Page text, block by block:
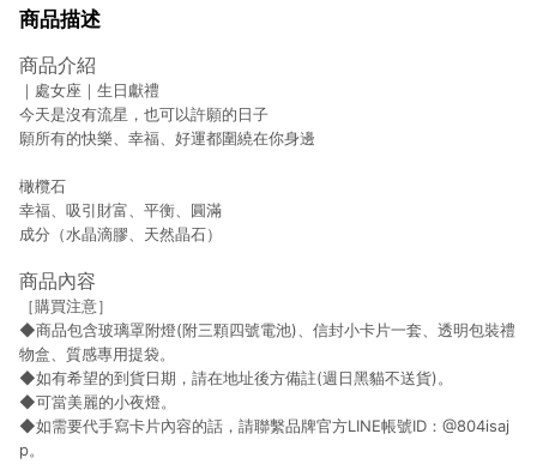
商品描述
商品介紹
｜處女座｜生日獻禮
今天是沒有流星，也可以許願的日子
願所有的快樂、幸福、好運都圍繞在你身邊
橄欖石
幸福、吸引財富、平衡、圓滿
成分（水晶滴膠、天然晶石）
商品內容
［購買注意］
◆商品包含玻璃罩附燈(附三顆四號電池)、信封小卡片一套、透明包裝禮
物盒、質感專用提袋。
◆如有希望的到貨日期，請在地址後方備註(週日黑貓不送貨)。
◆可當美麗的小夜燈。
◆如需要代手寫卡片內容的話，請聯繫品牌官方LINE帳號ID：@804isaj
p。